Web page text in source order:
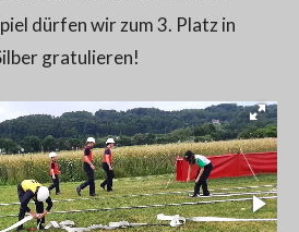
dürfen wir zum 3. Platz in
gratulieren!